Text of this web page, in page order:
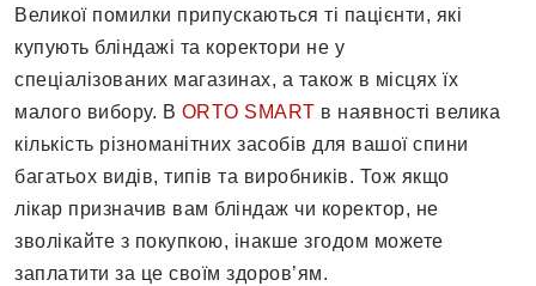
Великої помилки припускаються ті пацієнти, які
купують бліндажі та коректори не у
спеціалізованих магазинах, а також в місцях їх
малого вибору. В ORTO SMART в наявності велика
кількість різноманітних засобів для вашої спини
багатьох видів, типів та виробників. Тож якщо
лікар призначив вам бліндаж чи коректор, не
зволікайте з покупкою, інакше згодом можете
заплатити за це своїм здоров’ям.